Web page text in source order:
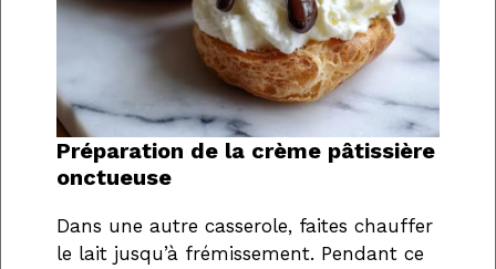
Préparation de la crème pâtissière
onctueuse
Dans une autre casserole, faites chauffer
le lait jusqu’à frémissement. Pendant ce